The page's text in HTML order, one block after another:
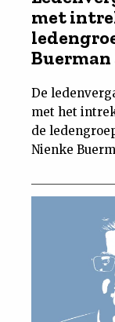
met
De
met het
de
Nienke